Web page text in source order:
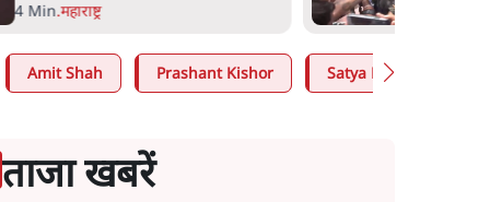
4 Min.महाराष्ट्र
Amit Shah Prashant Kishor Satya Hindi
ताजा खबरें